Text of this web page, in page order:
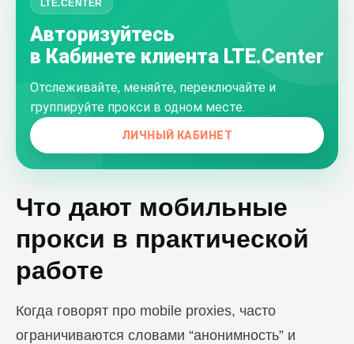
LTE.CENTER
Авторизуйтесь
в Кабинете клиента LTE.Center
Отслеживайте, меняйте, переключайте и
группируйте прокси в одном месте.
ЛИЧНЫЙ КАБИНЕТ
Что дают мобильные
прокси в практической
работе
Когда говорят про mobile proxies, часто
ограничиваются словами “анонимность” и